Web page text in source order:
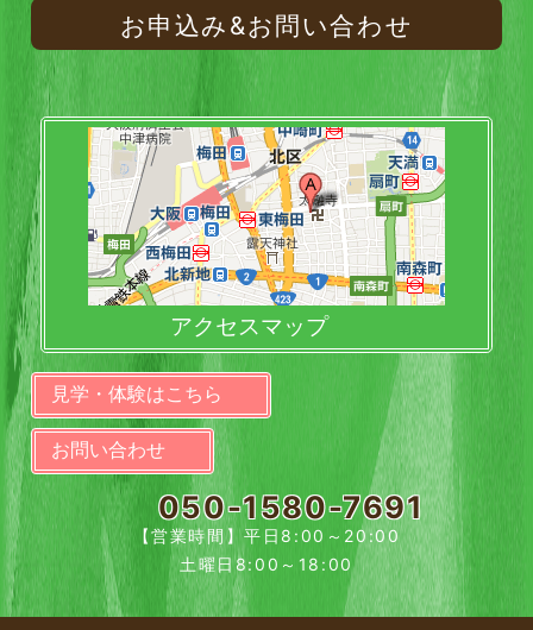
お申込み&お問い合わせ
アクセスマップ
見学・体験はこちら
お問い合わせ
050-1580-7691
【営業時間】平日8:00～20:00
土曜日8:00～18:00